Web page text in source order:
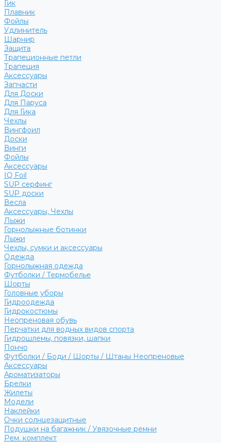
Гик
Плавник
Фойлы
Удлинитель
Шарнир
Защита
Трапеционные петли
Трапеция
Аксессуары
Запчасти
Для Доски
Для Паруса
Для Гика
Чехлы
Вингфоил
Доски
Винги
Фойлы
Аксессуары
IQ Foil
SUP серфинг
SUP доски
Весла
Аксессуары, Чехлы
Лыжи
Горнолыжные ботинки
Лыжи
Чехлы, сумки и аксессуары
Одежда
Горнолыжная одежда
Футболки / Термобелье
Шорты
Головные уборы
Гидроодежда
Гидрокостюмы
Неопреновая обувь
Перчатки для водных видов спорта
Гидрошлемы, повязки, шапки
Пончо
Футболки / Боди / Шорты / Штаны Неопреновые
Аксессуары
Ароматизаторы
Брелки
Жилеты
Модели
Наклейки
Очки солнцезащитные
Подушки на багажник / Увязочные ремни
Рем. комплект